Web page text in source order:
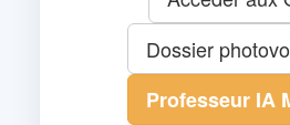
Dossier
Professeur IA